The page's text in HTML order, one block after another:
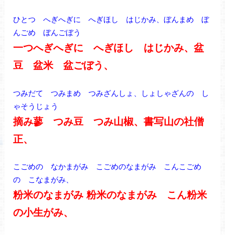
ひとつ へぎへぎに へぎほし はじかみ、ぼんまめ ぼ
んごめ ぼんごぼう
一つへぎへぎに へぎほし はじかみ、盆
豆 盆米 盆ごぼう、
つみだて つみまめ つみざんしょ、しょしゃざんの し
ゃそうじょう
摘み蓼 つみ豆 つみ山椒、書写山の社僧
正、
こごめの なかまがみ こごめのなまがみ こんこごめ
の こなまがみ、
粉米のなまがみ 粉米のなまがみ こん粉米
の小生がみ、